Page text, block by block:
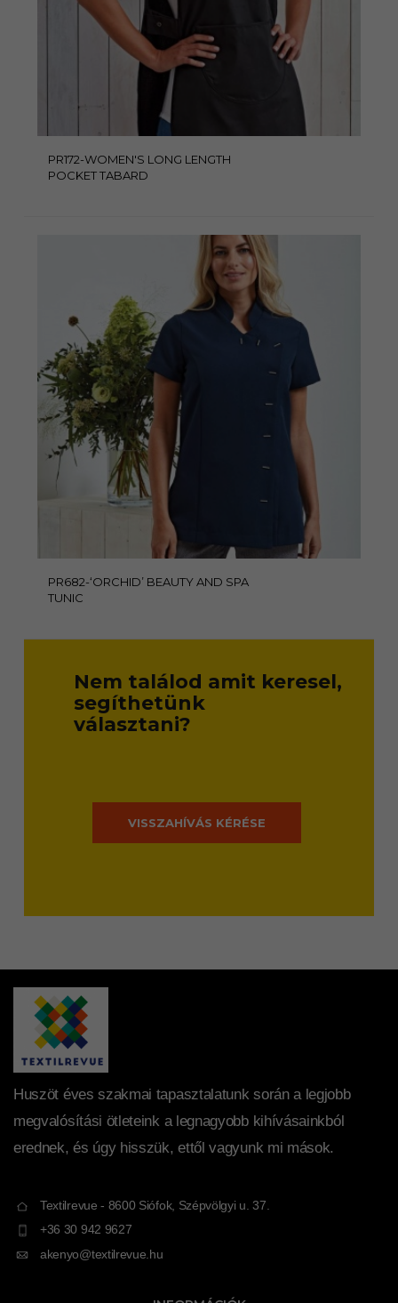
PR172-WOMEN'S LONG LENGTH
POCKET TABARD
PR682-‘ORCHID’ BEAUTY AND SPA
TUNIC
Nem találod amit keresel,
segíthetünk
választani?
VISSZAHÍVÁS KÉRÉSE
Huszöt éves szakmai tapasztalatunk során a legjobb
megvalósítási ötleteink a legnagyobb kihívásainkból
erednek, és úgy hisszük, ettől vagyunk mi mások.
Textilrevue - 8600 Siófok, Szépvölgyi u. 37.
+36 30 942 9627
akenyo@textilrevue.hu